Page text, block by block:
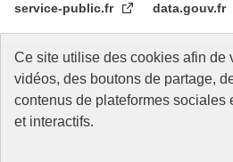
service-public.fr data.gouv.fr
Archives nationales d'outre-mer
Archives nationales du monde du
Ce site utilise des cookies afin de
vidéos, des boutons de partage,
contenus de plateformes sociales
et interactifs.